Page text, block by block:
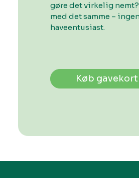
gøre det virkelig
med det samme –
haveentusiast.
Køb gavekort